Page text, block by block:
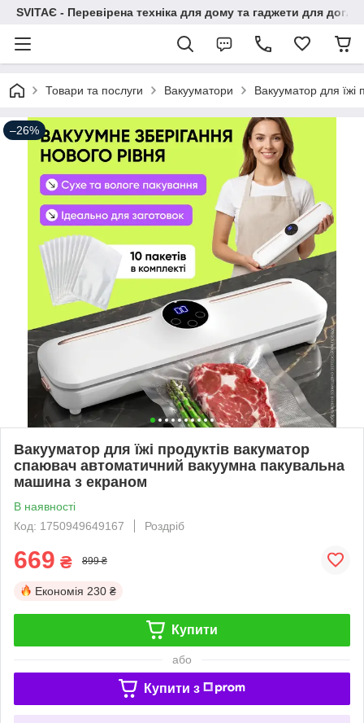
SVITAЄ - Перевірена техніка для дому та гаджети для
Товари та послуги Вакууматори Вакууматор для
–26%
Вакууматор для їжі продуктів вакуматор
спаювач автоматичний вакуумна пакувальна
машина з екраном
В наявності
Код: 1750949649167
Роздріб
669 ₴ 899 ₴
Економія 230 ₴
Купити
або
Купити з